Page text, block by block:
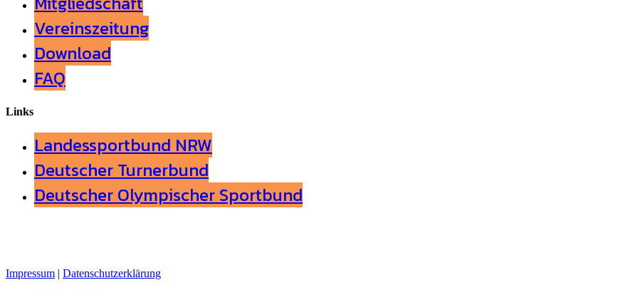
Vereinszeitung
Download
FAQ
Links
Landessportbund NRW
Deutscher Turnerbund
Deutscher Olympischer Sportbund
Impressum | Datenschutzerklärung